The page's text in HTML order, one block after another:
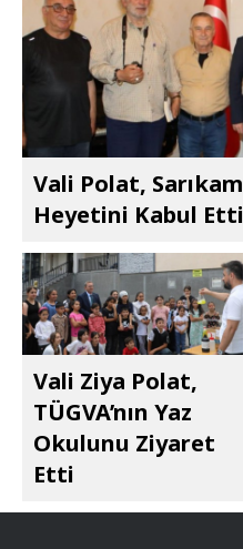
Vali Polat,
Heyetini Kabul Etti
Vali Ziya Polat,
TÜGVA’nın Yaz
Okulunu Ziyaret
Etti